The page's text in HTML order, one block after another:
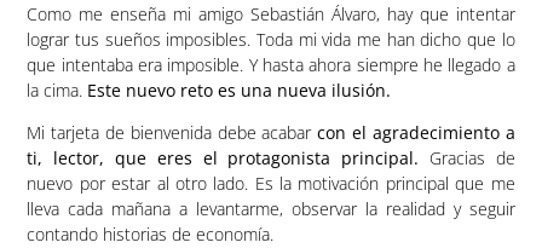
Como me enseña mi amigo Sebastián Álvaro, hay que intentar
lograr tus sueños imposibles. Toda mi vida me han dicho que lo
que intentaba era imposible. Y hasta ahora siempre he llegado a
la cima. Este nuevo reto es una nueva ilusión.
Mi tarjeta de bienvenida debe acabarcon el agradecimiento a
ti, lector, que eres el protagonista principal. Gracias de
nuevo por estar al otro lado. Es la motivación principal que me
lleva cada mañana a levantarme, observar la realidad y seguir
contando historias de economía.